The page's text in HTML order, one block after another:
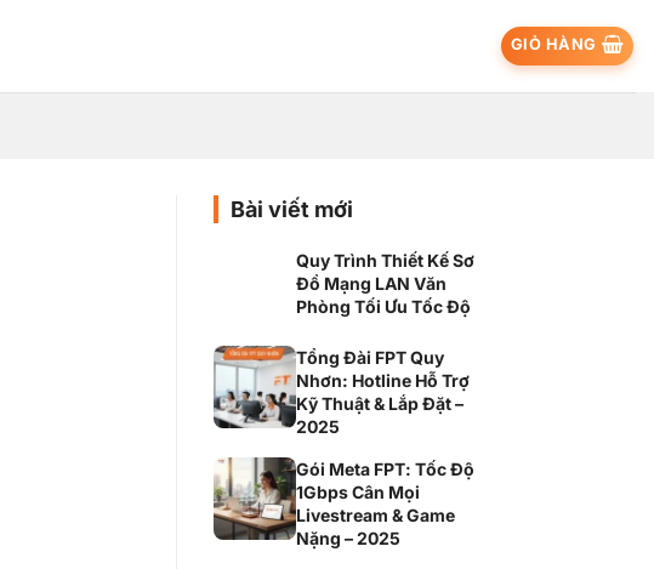
GIỎ HÀNG
Bài viết mới
Quy Trình Thiết Kế Sơ
Đồ Mạng LAN Văn
Phòng Tối Ưu Tốc Độ
Tổng Đài FPT Quy
Nhơn: Hotline Hỗ Trợ
Kỹ Thuật & Lắp Đặt –
2025
Gói Meta FPT: Tốc Độ
1Gbps Cân Mọi
Livestream & Game
Nặng – 2025